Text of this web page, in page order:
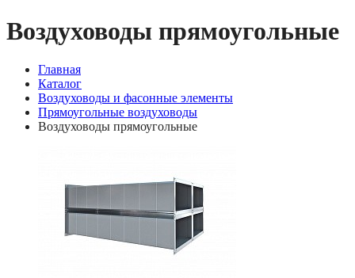
Воздуховоды прямоугольные
Главная
Каталог
Воздуховоды и фасонные элементы
Прямоугольные воздуховоды
Воздуховоды прямоугольные